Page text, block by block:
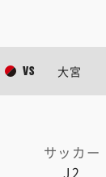
VS 大宮
サッカー
J2